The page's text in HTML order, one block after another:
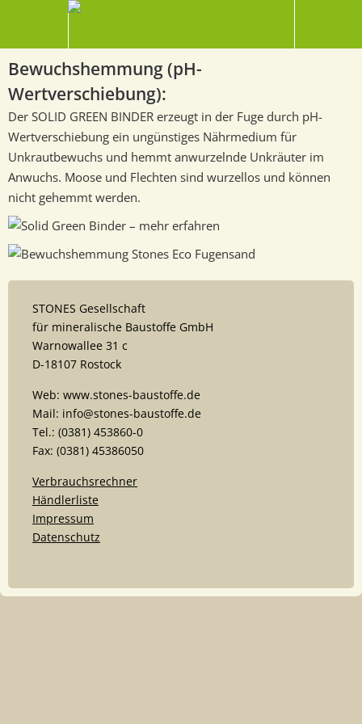
Bewuchshemmung (pH-
Wertverschiebung):
Der SOLID GREEN BINDER erzeugt in der Fuge durch pH-
Wertverschiebung ein ungünstiges Nährmedium für
Unkrautbewuchs und hemmt anwurzelnde Unkräuter im
Anwuchs. Moose und Flechten sind wurzellos und können
nicht gehemmt werden.
STONES Gesellschaft
für mineralische Baustoffe GmbH
Warnowallee 31 c
D-18107 Rostock
Web: www.stones-baustoffe.de
Mail: info@stones-baustoffe.de
Tel.: (0381) 453860-0
Fax: (0381) 45386050
Verbrauchsrechner
Händlerliste
Impressum
Datenschutz